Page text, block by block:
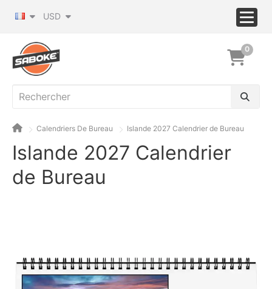
USD
0
Calendriers De Bureau Islande 2027 Calendrier de Bureau
Islande 2027 Calendrier
de Bureau